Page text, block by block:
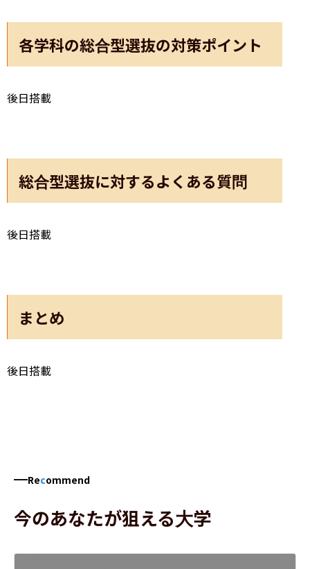
各学科の総合型選抜の対策ポイント
後日搭載
総合型選抜に対するよくある質問
後日搭載
まとめ
後日搭載
Recommend
今のあなたが狙える大学